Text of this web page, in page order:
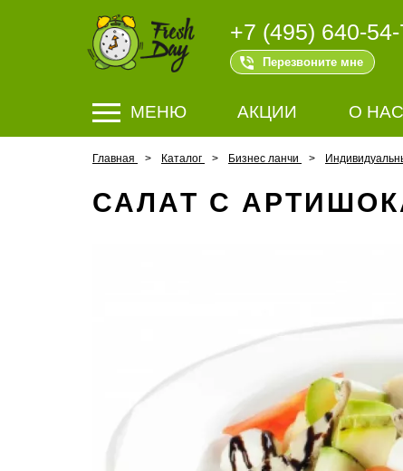
+7 (495) 640-
Перезвоните мне
МЕНЮ АКЦИИ О НАС
Главная Каталог Бизнес ланчи
САЛАТ С